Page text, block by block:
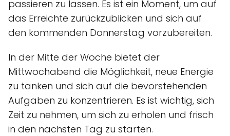
passieren zu lassen. Es ist ein Moment, um auf
das Erreichte zurückzublicken und sich auf
den kommenden Donnerstag vorzubereiten.
In der Mitte der Woche bietet der
Mittwochabend die Möglichkeit, neue Energie
zu tanken und sich auf die bevorstehenden
Aufgaben zu konzentrieren. Es ist wichtig, sich
Zeit zu nehmen, um sich zu erholen und frisch
in den nächsten Tag zu starten.